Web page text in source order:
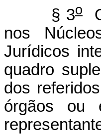
§ 3oO
nos
Jurídicos
quadro
dos
órgãos ou